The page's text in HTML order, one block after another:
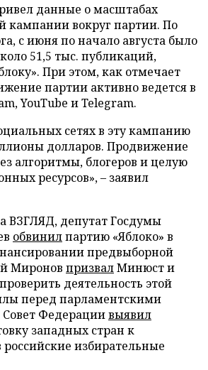
данные о масштабах
кампании вокруг партии. По
с июня по начало августа было
51,5 тыс. публикаций,
При этом, как отмечает
партии активно ведется в
YouTube и Telegram.
сетях в эту кампанию
долларов. Продвижение
алгоритмы, блогеров и целую
ресурсов», – заявил
ВЗГЛЯД, депутат Госдумы
обвинилпартию «Яблоко» в
предвыборной
Миронов призвалМинюст и
деятельность этой
перед парламентскими
Федерациивыявил
западных стран к
избирательные